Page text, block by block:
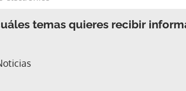
temas quieres recibir